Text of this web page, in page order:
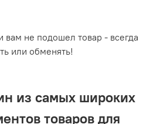
вам не подошел товар - всегда
или обменять!
из самых широких
товаров для